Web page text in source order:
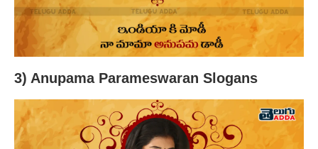
3) Anupama Parameswaran Slogans